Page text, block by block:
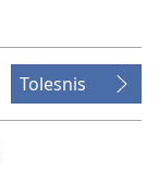
Tolesnis